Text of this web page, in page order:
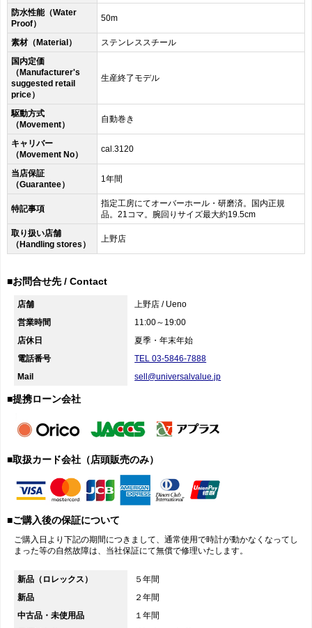
防水性能（Water
Proof）
50m
素材（Material）
ステンレススチール
国内定価
（Manufacturer's
suggested retail
price）
生産終了モデル
駆動方式
（Movement）
自動巻き
キャリバー
（Movement No）
cal.3120
当店保証
（Guarantee）
1年間
特記事項
指定工房にてオーバーホール・研磨済。国内正規
品。21コマ。腕回りサイズ最大約19.5cm
取り扱い店舗
（Handling stores）
上野店
■お問合せ先 / Contact
店舗
上野店 / Ueno
営業時間
11:00～19:00
店休日
夏季・年末年始
電話番号
TEL 03-5846-7888
Mail
sell@universalvalue.jp
■提携ローン会社
■取扱カード会社（店頭販売のみ）
■ご購入後の保証について
ご購入日より下記の期間につきまして、通常使用で時計が動かなくなってし
まった等の自然故障は、当社保証にて無償で修理いたします。
新品（ロレックス）
５年間
新品
２年間
中古品・未使用品
１年間